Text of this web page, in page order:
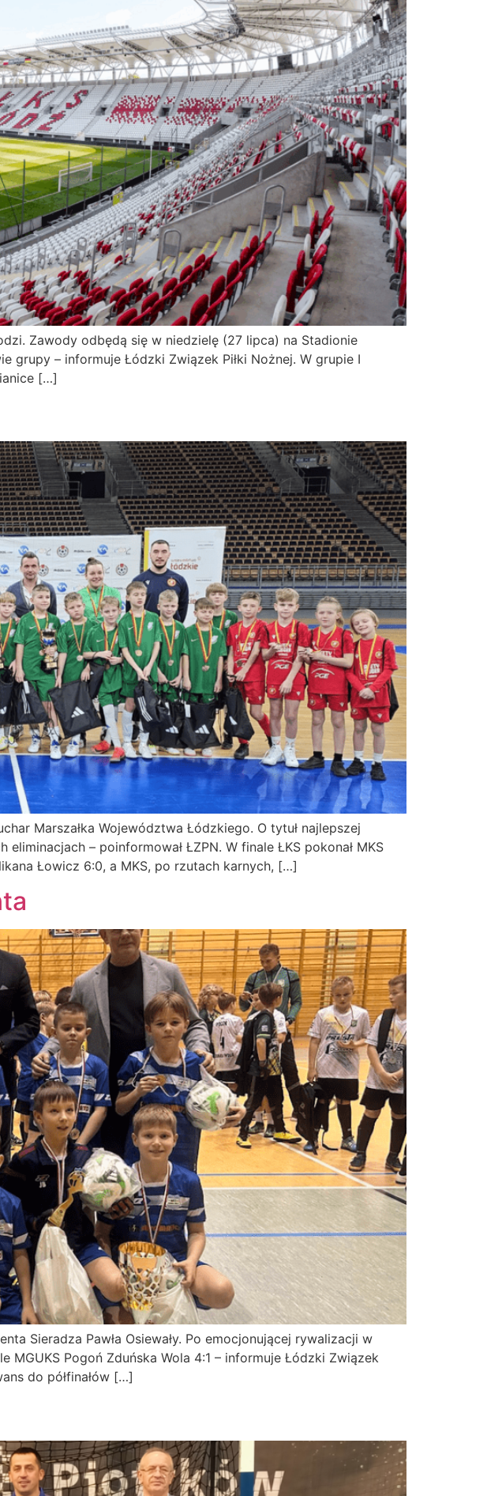
Zawody odbędą się w niedzielę (27 lipca) na Stadionie
grupy – informuje Łódzki Związek Piłki Nożnej. W grupie I
[…]
Marszałka Województwa Łódzkiego. O tytuł najlepszej
– poinformował ŁZPN. W finale ŁKS pokonał MKS
Łowicz 6:0, a MKS, po rzutach karnych, […]
Sieradza Pawła Osiewały. Po emocjonującej rywalizacji w
MGUKS Pogoń Zduńska Wola 4:1 – informuje Łódzki Związek
do półfinałów […]